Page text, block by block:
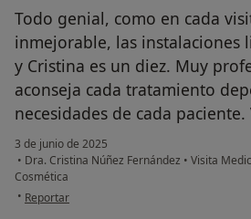
Todo genial, como en cada
inmejorable, las instalaciones
y Cristina es un diez. Muy
aconseja cada tratamiento
necesidades de cada
3 de junio de 2025
• Dra. Cristina Núñez Fernández • Visita
Cosmética
• en opinión del usuario Samuel
Reportar